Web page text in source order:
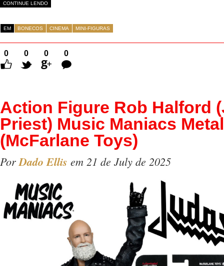
CONTINUE LENDO
EM BONECOS CINEMA MINI-FIGURAS
0 0 0
0
Comentários
Action Figure Rob Halford
Priest) Music Maniacs Metal
(McFarlane Toys)
PorDado Ellis em 21 de July de 2025